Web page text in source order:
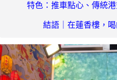
特色：推車點心、傳統
結語｜在蓮香樓，